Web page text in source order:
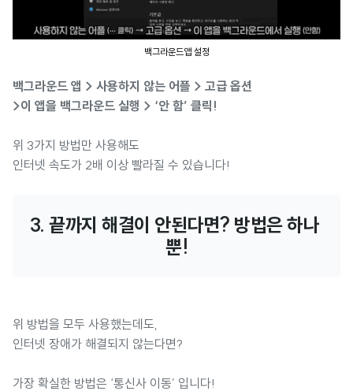
백그라운드앱 설정
백그라운드 앱 > 사용하지 않는 어플 > 고급 옵션
>이 앱을 백그라운드 실행 > ‘안 함’ 클릭!
위 3가지 방법만 사용해도
인터넷 속도가 2배 이상 빨라질 수 있습니다!
3. 끝까지 해결이 안된다면? 방법은 하나
뿐!
위 방법을 모두 사용했는데도,
인터넷 장애가 해결되지 않는다면?
가장 확실한 방법은 ‘통신사 이동’ 입니다!